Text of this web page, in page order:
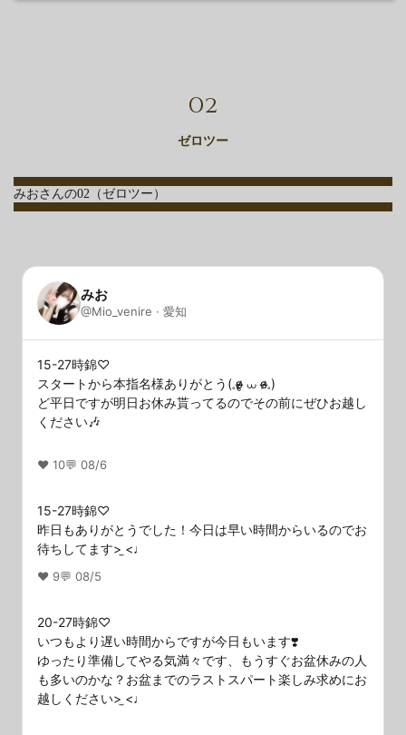
02
ゼロツー
みおさんの02（ゼロツー）
みお
@Mio_venire · 愛知
15-27時錦♡
スタートから本指名様ありがとう(𓈒ʚ̴̶̷̷̥ ⩊ ɞ̴̶̷𓈒)
ど平日ですが明日お休み貰ってるのでその前にぜひお越し
ください🎶
❤️ 10💬 08/6
15-27時錦♡
昨日もありがとうでした！今日は早い時間からいるのでお
待ちしてます> ̫<♩
❤️ 9💬 08/5
20-27時錦♡
いつもより遅い時間からですが今日もいます❣️
ゆったり準備してやる気満々です、もうすぐお盆休みの人
も多いのかな？お盆までのラストスパート楽しみ求めにお
越しください> ̫<♩